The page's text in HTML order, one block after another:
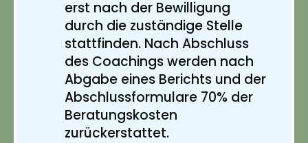
erst nach der Bewilligung
durch die zuständige Stelle
stattfinden. Nach Abschluss
des Coachings werden nach
Abgabe eines Berichts und der
Abschlussformulare 70% der
Beratungskosten
zurückerstattet.